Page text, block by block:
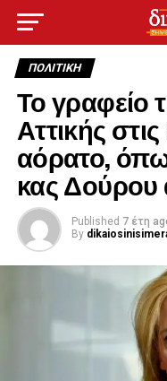
ΠΟΛΙΤΙΚΉ
Το γραφείο
Αττικής
αόρατο,
κας Δούρου
Published 7 έτη
By